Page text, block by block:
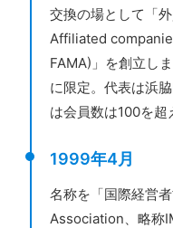
交換の場として「
Affiliated
FAMA)」を創立し
に限定。代表は浜
は会員数は100を超
1999年4月
名称を「国際経営
Association、略称